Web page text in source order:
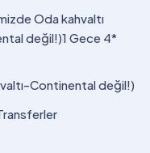
Oda kahvaltı
değil!)1 Gece 4*
Continental değil!)